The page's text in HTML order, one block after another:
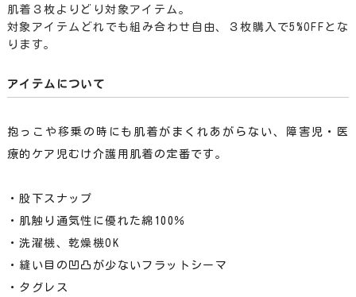
肌着３枚よりどり対象アイテム。
対象アイテムどれでも組み合わせ自由、３枚購入で5%OFFとな
ります。
アイテムについて
抱っこや移乗の時にも肌着がまくれあがらない、障害児・医
療的ケア児むけ介護用肌着の定番です。
・股下スナップ
・肌触り通気性に優れた綿100％
・洗濯機、乾燥機OK
・縫い目の凹凸が少ないフラットシーマ
・タグレス